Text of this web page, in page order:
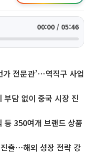
00:00 / 05:46
가 전문관’⋯역직구 사업
부담 없이 중국 시장 진
등 350여개 브랜드 상품
출⋯해외 성장 전략 강